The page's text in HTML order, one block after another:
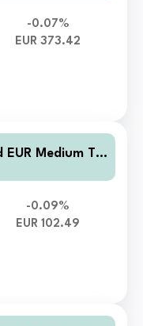
-0.07%
EUR 373.42
EUR Medium Te
-0.09%
EUR 102.49